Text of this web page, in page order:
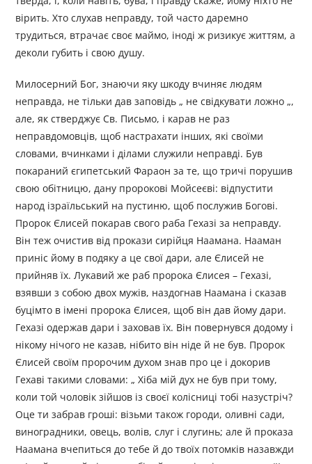
вірить. Хто слухав неправду, той часто даремно
трудиться, втрачає своє маймо, іноді ж ризикує життям, а
деколи губить і свою душу.
Милосерний Бог, знаючи яку шкоду вчиняє людям
неправда, не тільки дав заповідь „ не свідкувати ложно „,
але, як стверджує Св. Письмо, і карав не раз
неправдомовців, щоб настрахати інших, які своїми
словами, вчинками і ділами служили неправді. Був
покараний єгипетський Фараон за те, що тричі порушив
свою обітницю, дану пророкові Мойсеєві: відпустити
народ ізраїльський на пустиню, щоб послужив Богові.
Пророк Єлисей покарав свого раба Гехазі за неправду.
Він теж очистив від прокази сирійця Наамана. Нааман
приніс йому в подяку а це свої дари, але Єлисей не
прийняв їх. Лукавий же раб пророка Єлисея – Гехазі,
взявши з собою двох мужів, наздогнав Наамана і сказав
буцімто в імені пророка Єлисея, щоб він дав йому дари.
Гехазі одержав дари і заховав їх. Він повернувся додому і
нікому нічого не казав, нібито він ніде й не був. Пророк
Єлисей своїм пророчим духом знав про це і докорив
Гехаві такими словами: „ Хіба мій дух не був при тому,
коли той чоловік зійшов із своєї колісниці тобі назустріч?
Оце ти забрав гроші: візьми також городи, оливні сади,
виноградники, овець, волів, слуг і слугинь; але й проказа
Наамана вчепиться до тебе й до твоїх потомків назавжди